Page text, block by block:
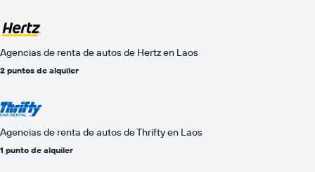
Agencias de renta de autos de Hertz en Laos
2 puntos de alquiler
Agencias de renta de autos de Thrifty en Laos
1 punto de alquiler